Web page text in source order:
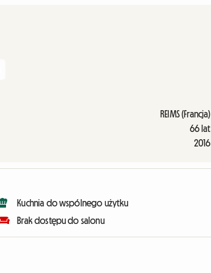
REIMS (Francja)
66 lat
2016
Kuchnia do wspólnego użytku
Brak dostępu do salonu